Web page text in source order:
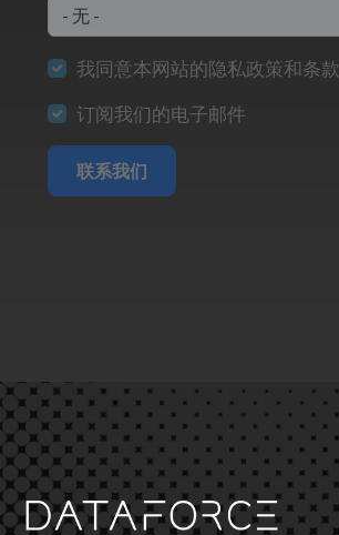
我同意本网站的隐私政策和条款
订阅我们的电子邮件
联系我们